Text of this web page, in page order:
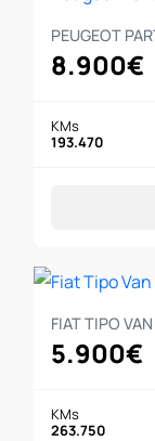
PEUGEOT
8.900€
KMs
193.470
FIAT TIPO
5.900€
KMs
263.750